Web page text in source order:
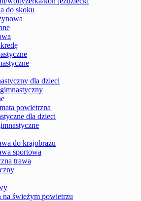
do skoku
dla dzieci
powietrzna
dla dzieci
do krajobrazu
sportowa
trawa
na świeżym powietrzu